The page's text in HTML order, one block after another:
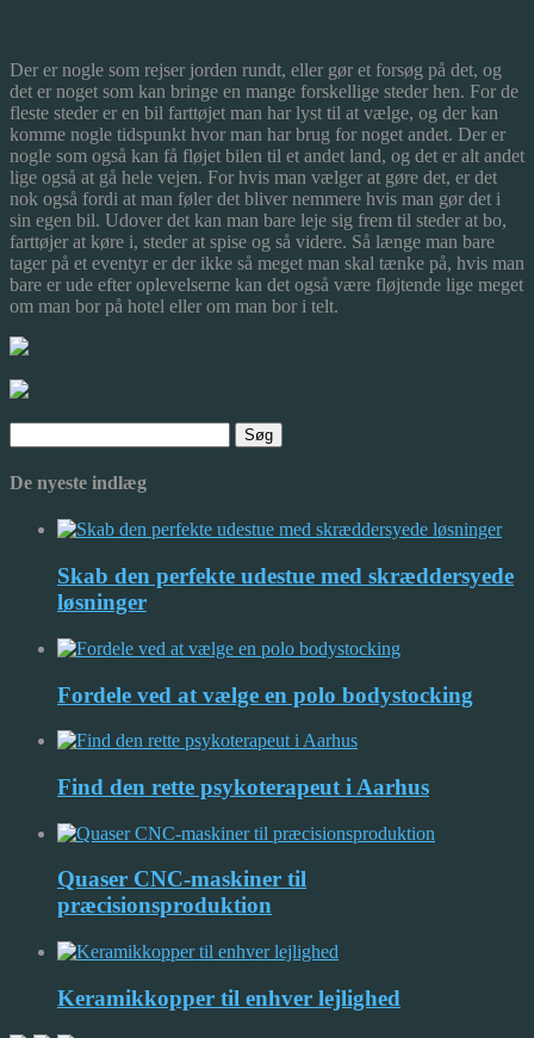
Der er nogle som rejser jorden rundt, eller gør et forsøg på det, og
det er noget som kan bringe en mange forskellige steder hen. For de
fleste steder er en bil farttøjet man har lyst til at vælge, og der kan
komme nogle tidspunkt hvor man har brug for noget andet. Der er
nogle som også kan få fløjet bilen til et andet land, og det er alt andet
lige også at gå hele vejen. For hvis man vælger at gøre det, er det
nok også fordi at man føler det bliver nemmere hvis man gør det i
sin egen bil. Udover det kan man bare leje sig frem til steder at bo,
farttøjer at køre i, steder at spise og så videre. Så længe man bare
tager på et eventyr er der ikke så meget man skal tænke på, hvis man
bare er ude efter oplevelserne kan det også være fløjtende lige meget
om man bor på hotel eller om man bor i telt.
efter:
De nyeste indlæg
Skab den perfekte udestue med skræddersyede
løsninger
Fordele ved at vælge en polo bodystocking
Find den rette psykoterapeut i Aarhus
Quaser CNC-maskiner til
præcisionsproduktion
Keramikkopper til enhver lejlighed